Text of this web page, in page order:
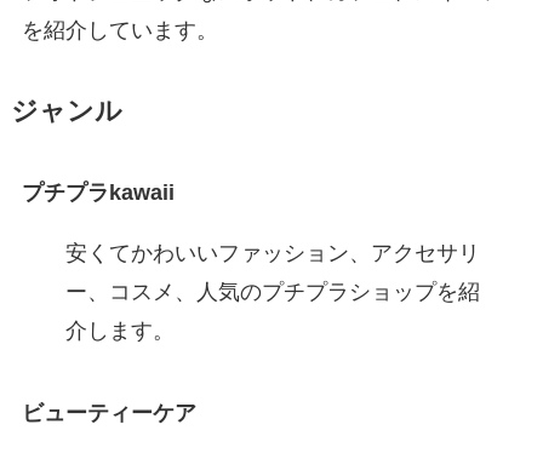
を紹介しています。
ジャンル
プチプラkawaii
安くてかわいいファッション、アクセサリ
ー、コスメ、人気のプチプラショップを紹
介します。
ビューティーケア